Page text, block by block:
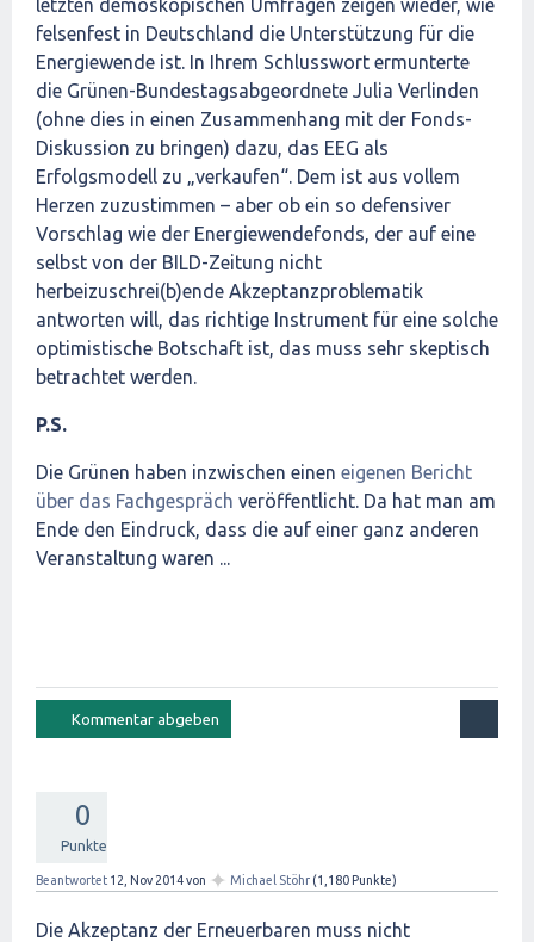
felsenfest in Deutschland die Unterstützung für die
Energiewende ist. In Ihrem Schlusswort ermunterte
die Grünen-Bundestagsabgeordnete Julia Verlinden
(ohne dies in einen Zusammenhang mit der Fonds-
Diskussion zu bringen) dazu, das EEG als
Erfolgsmodell zu „verkaufen“. Dem ist aus vollem
Herzen zuzustimmen – aber ob ein so defensiver
Vorschlag wie der Energiewendefonds, der auf eine
selbst von der BILD-Zeitung nicht
herbeizuschrei(b)ende Akzeptanzproblematik
antworten will, das richtige Instrument für eine solche
optimistische Botschaft ist, das muss sehr skeptisch
betrachtet werden.
P.S.
Die Grünen haben inzwischen einen eigenen Bericht
über das Fachgespräch veröffentlicht. Da hat man am
Ende den Eindruck, dass die auf einer ganz anderen
Veranstaltung waren ...
0
Punkte
Beantwortet 12, Nov 2014von ✦ Michael Stöhr (1,180 Punkte)
Die Akzeptanz der Erneuerbaren muss nicht